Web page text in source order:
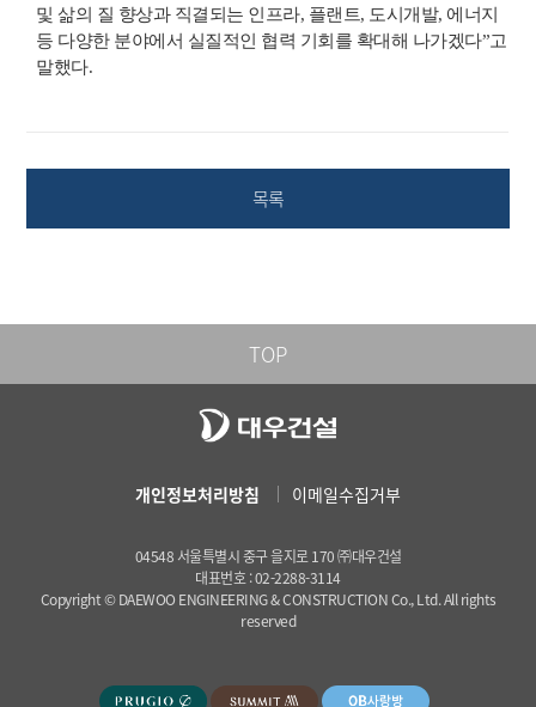
및 삶의 질 향상과 직결되는 인프라, 플랜트, 도시개발, 에너지
등 다양한 분야에서 실질적인 협력 기회를 확대해 나가겠다”고
말했다.
목록
TOP
개인정보처리방침 이메일수집거부
04548 서울특별시 중구 을지로 170 ㈜대우건설
대표번호 : 02-2288-3114
Copyright © DAEWOO ENGINEERING & CONSTRUCTION Co., Ltd. All rights
reserved